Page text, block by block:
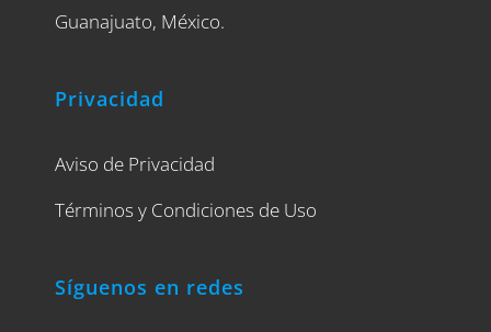
Guanajuato, México.
Privacidad
Aviso de Privacidad
Términos y Condiciones de Uso
Síguenos en redes